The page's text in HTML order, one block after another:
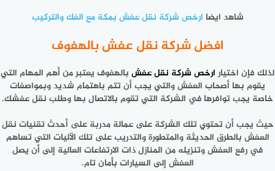
شاهد ايضا ارخص شركة نقل عفش بمكة مع الفك والتركيب
افضل شركة نقل عفش بالهفوف
لذلك فإن اختيارارخص شركة نقل عفش بالهفوف يعتبر من أهم المهام التي
يقوم بها أصحاب العفش والتي يجب أن تتم باهتمام شديد وبمواصفات
خاصة يجب توافرها في الشركة التي تقوم بالاتصال بها وطلب نقل عفشك.
حيث يجب أن تحتوي تلك الشركة على عمالة مدربة على أحدث تقنيات نقل
العفش بالطرق الحديثة والمتطورة والتدريب على تلك الآليات التي تساهم
في رفع العفش وتنزيله من المنازل ذات الارتفاعات العالية إلى أن يصل
العفش إلى السيارات بأمان تام.